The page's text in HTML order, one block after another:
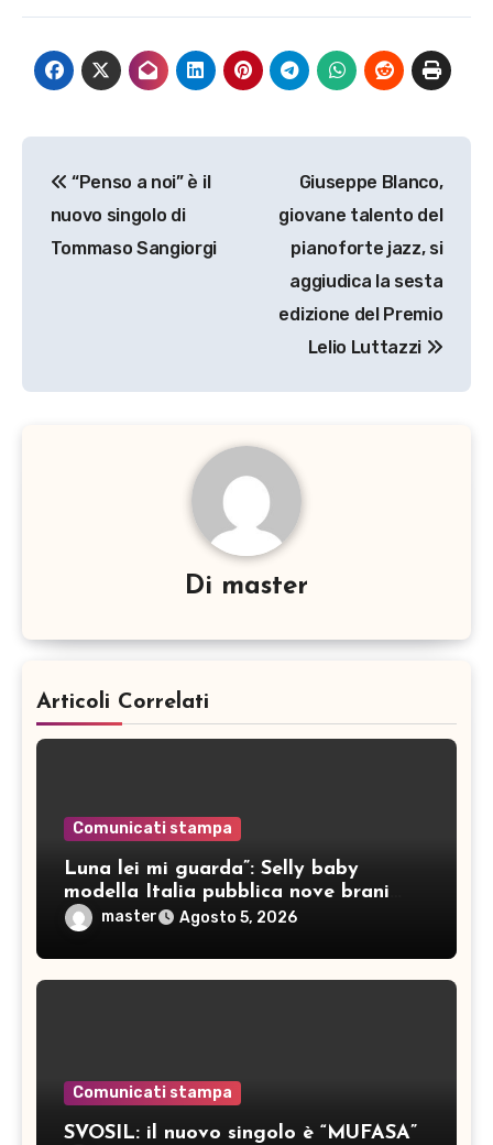
articoli
“Penso a noi” è il
nuovo singolo di
Tommaso Sangiorgi
Giuseppe Blanco,
giovane talento del
pianoforte jazz, si
aggiudica la sesta
edizione del Premio
Lelio Luttazzi
Di master
Articoli Correlati
Comunicati stampa
Luna lei mi guarda”: Selly baby
modella Italia pubblica nove brani
ineditimaster Agosto 5, 2026
Comunicati stampa
SVOSIL: il nuovo singolo è “MUFASA”